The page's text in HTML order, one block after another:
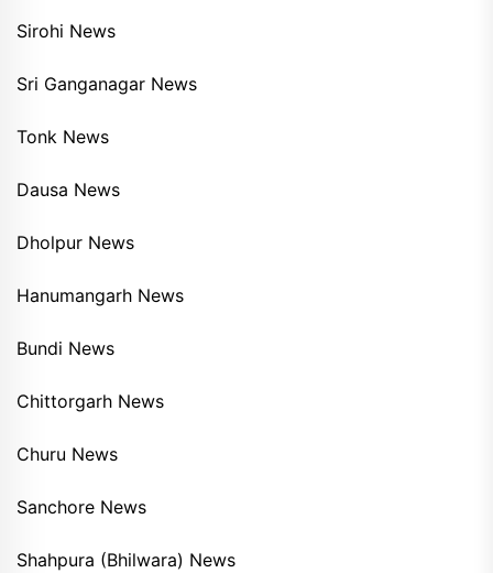
Sirohi News
Sri Ganganagar News
Tonk News
Dausa News
Dholpur News
Hanumangarh News
Bundi News
Chittorgarh News
Churu News
Sanchore News
Shahpura (Bhilwara) News